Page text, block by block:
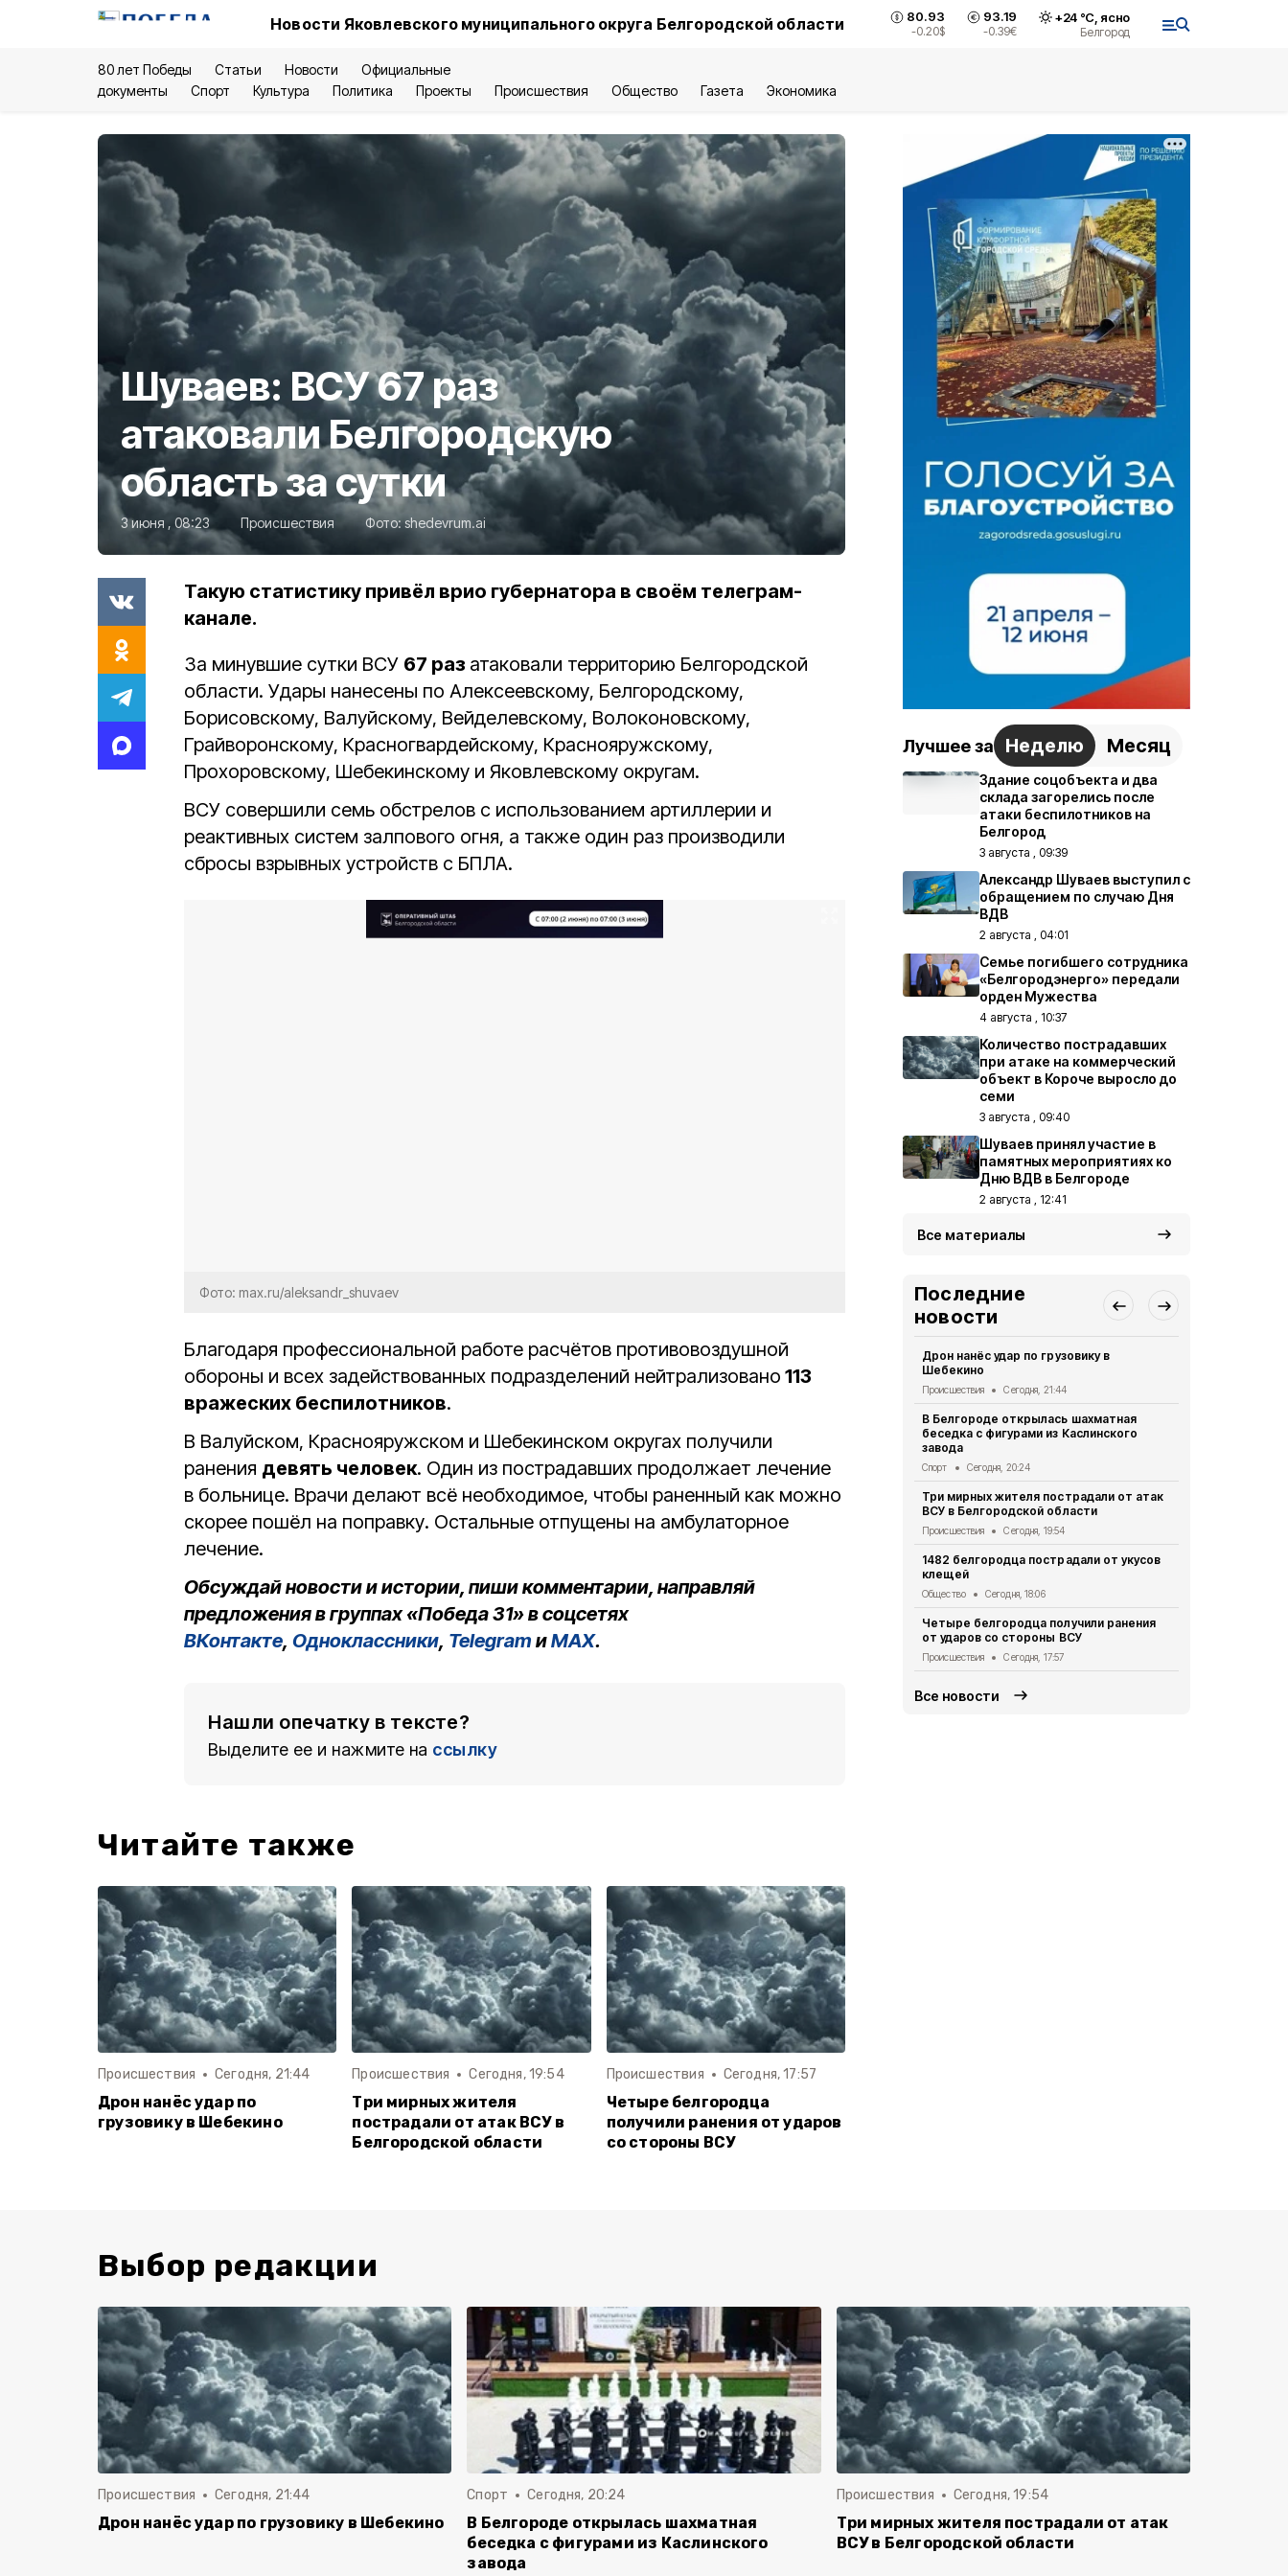
Новости Яковлевского муниципального округа Белгородской области 80.93
-0.20$
93.19
-0.39€
+24°С, ясно
Белгород
80 лет Победы Статьи Новости
Официальные
документы
Спорт Культура Политика Проекты Происшествия Общество Газета Экономика
Шуваев: ВСУ 67 раз
атаковали Белгородскую
область за сутки
3 июня , 08:23 Происшествия Фото:shedevrum.ai
Такую статистику привёл врио губернатора в своём телеграм-
канале.
За минувшие сутки ВСУ 67 раз атаковали территорию Белгородской
области. Удары нанесены по Алексеевскому, Белгородскому,
Борисовскому, Валуйскому, Вейделевскому, Волоконовскому,
Грайворонскому, Красногвардейскому, Краснояружскому,
Прохоровскому, Шебекинскому и Яковлевскому округам.
ВСУ совершили семь обстрелов с использованием артиллерии и
реактивных систем залпового огня, а также один раз производили
сбросы взрывных устройств с БПЛА.
Фото: max.ru/aleksandr_shuvaev
Благодаря профессиональной работе расчётов противовоздушной
обороны и всех задействованных подразделений нейтрализовано 113
вражеских беспилотников.
В Валуйском, Краснояружском и Шебекинском округах получили
ранения девять человек. Один из пострадавших продолжает лечение
в больнице. Врачи делают всё необходимое, чтобы раненный как можно
скорее пошёл на поправку. Остальные отпущены на амбулаторное
лечение.
Обсуждай новости и истории, пиши комментарии, направляй
предложения в группах «Победа 31» в соцсетях
ВКонтакте, Одноклассники, Telegram иMAX.
Нашли опечатку в тексте?
Выделите ее и нажмите на ссылку
Читайте также
Происшествия Сегодня, 21:44
Дрон нанёс удар по
грузовику в Шебекино
Происшествия Сегодня, 19:54
Три мирных жителя
пострадали от атак ВСУ в
Белгородской области
Происшествия Сегодня, 17:57
Четыре белгородца
получили ранения от ударов
со стороны ВСУ
Лучшее за Неделю Месяц
Здание соцобъекта и два
склада загорелись после
атаки беспилотников на
Белгород
3 августа , 09:39
Александр Шуваев выступил с
обращением по случаю Дня
ВДВ
2 августа , 04:01
Семье погибшего сотрудника
«Белгородэнерго» передали
орден Мужества
4 августа , 10:37
Количество пострадавших
при атаке на коммерческий
объект в Короче выросло до
семи
3 августа , 09:40
Шуваев принял участие в
памятных мероприятиях ко
Дню ВДВ в Белгороде
2 августа , 12:41
Все материалы
Последние
новости
Дрон нанёс удар по грузовику в
Шебекино
Происшествия Сегодня, 21:44
В Белгороде открылась шахматная
беседка с фигурами из Каслинского
завода
Спорт Сегодня, 20:24
Три мирных жителя пострадали от атак
ВСУ в Белгородской области
Происшествия Сегодня, 19:54
1482 белгородца пострадали от укусов
клещей
Общество Сегодня, 18:06
Четыре белгородца получили ранения
от ударов со стороны ВСУ
Происшествия Сегодня, 17:57
Все новости
Выбор редакции
Происшествия Сегодня, 21:44
Дрон нанёс удар по грузовику в Шебекино
Спорт Сегодня, 20:24
В Белгороде открылась шахматная
беседка с фигурами из Каслинского
завода
Происшествия Сегодня, 19:54
Три мирных жителя пострадали от атак
ВСУ в Белгородской области